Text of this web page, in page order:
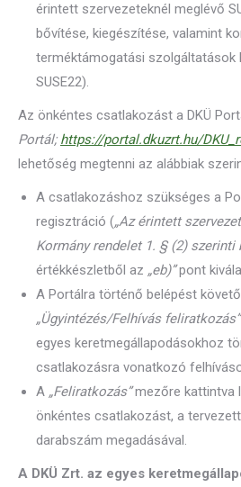
érintett szervezeteknél meglévő
bővítése, kiegészítése, valamint
terméktámogatási szolgáltatások
SUSE22).
Az önkéntes csatlakozást a DKÜ
Portál;https://portal.dkuzrt.hu/
lehetőség megtenni az alábbiak
A csatlakozáshoz szükséges a
regisztráció („Az érintett
Kormány rendelet 1. § (2) szerinti
értékkészletből az „eb)”pont
A Portálra történő belépést
„Ügyintézés/Felhívás feliratkozás”
egyes keretmegállapodásokhoz
csatlakozásra vonatkozó
A „Feliratkozás”mezőre kattintva
önkéntes csatlakozást, a
darabszám megadásával.
A DKÜ Zrt. az egyes